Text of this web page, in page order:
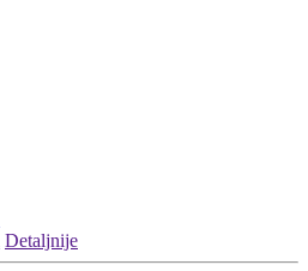
Detaljnije